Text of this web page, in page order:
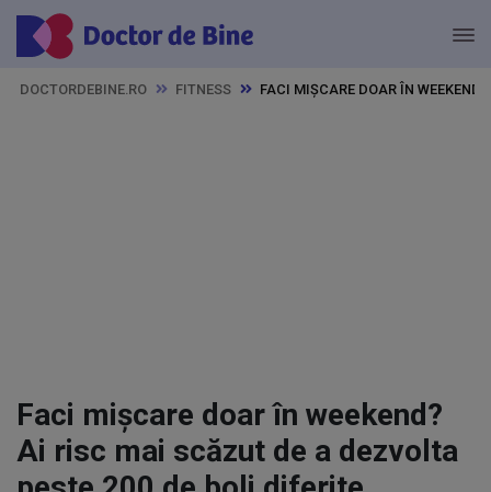
DOCTORDEBINE.RO FITNESS FACI MIȘCARE DOAR ÎN
Faci mișcare doar în weekend?
Ai risc mai scăzut de a dezvolta